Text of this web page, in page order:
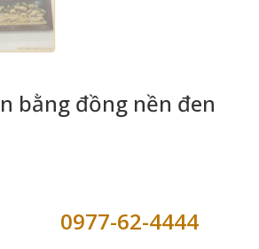
bằng đồng nền đen
0977-62-4444